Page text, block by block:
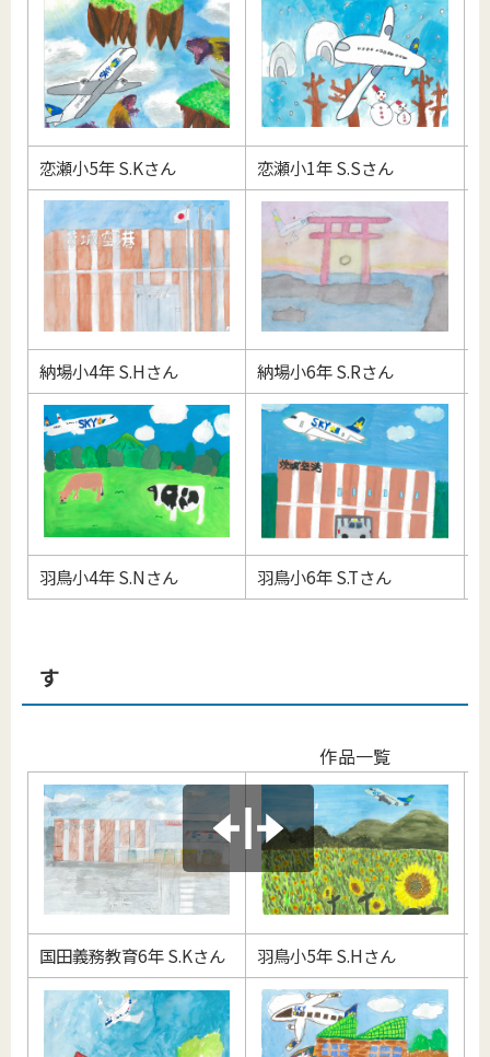
恋瀬小5年 S.Kさん 恋瀬小1年 S.Sさん
納場小4年 S.Hさん 納場小6年 S.Rさん
羽鳥小4年 S.Nさん 羽鳥小6年 S.Tさん
す
作品一覧
国田義務教育6年 S.Kさん 羽鳥小5年 S.Hさん